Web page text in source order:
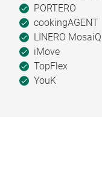
PORTERO
cookingAGENT
LINERO MosaiQ
iMove
TopFlex
YouK